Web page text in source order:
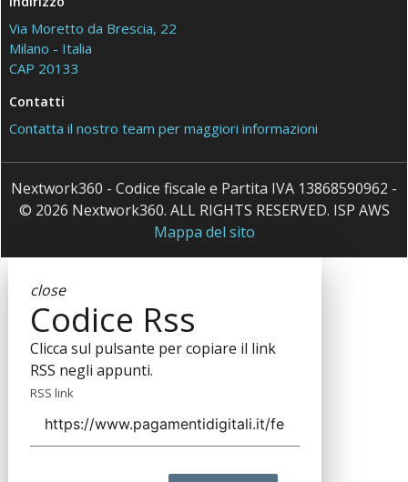
Via Moretto da Brescia, 22
Milano - Italia
CAP 20133
Contatti
Contatta il nostro team per maggiori informazioni
Nextwork360 - Codice fiscale e Partita IVA 13868590962 -
© 2026 Nextwork360. ALL RIGHTS RESERVED. ISP AWS
Mappa del sito
close
Codice Rss
Clicca sul pulsante per copiare il link
RSS negli appunti.
RSS link